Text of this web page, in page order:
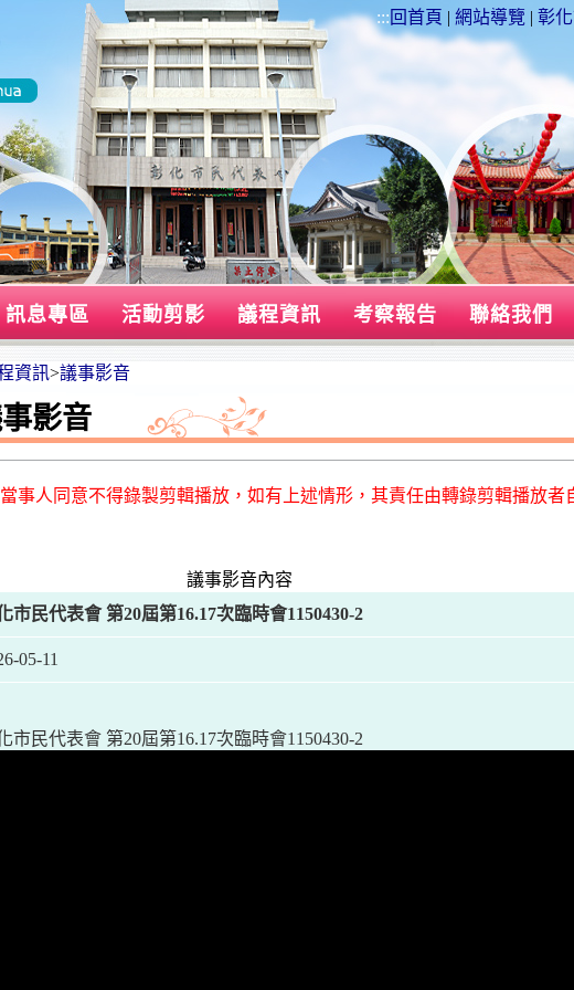
::: 回首頁 | 網站導覽 | 彰
訊息專區 活動剪影 議程資訊 考察報告 聯絡我們
資訊>議事影音
影音
事人同意不得錄製剪輯播放，如有上述情形，其責任由轉錄剪輯播放者
議事影音內容
市民代表會 第20屆第16.17次臨時會1150430-2
05-11
市民代表會 第20屆第16.17次臨時會1150430-2